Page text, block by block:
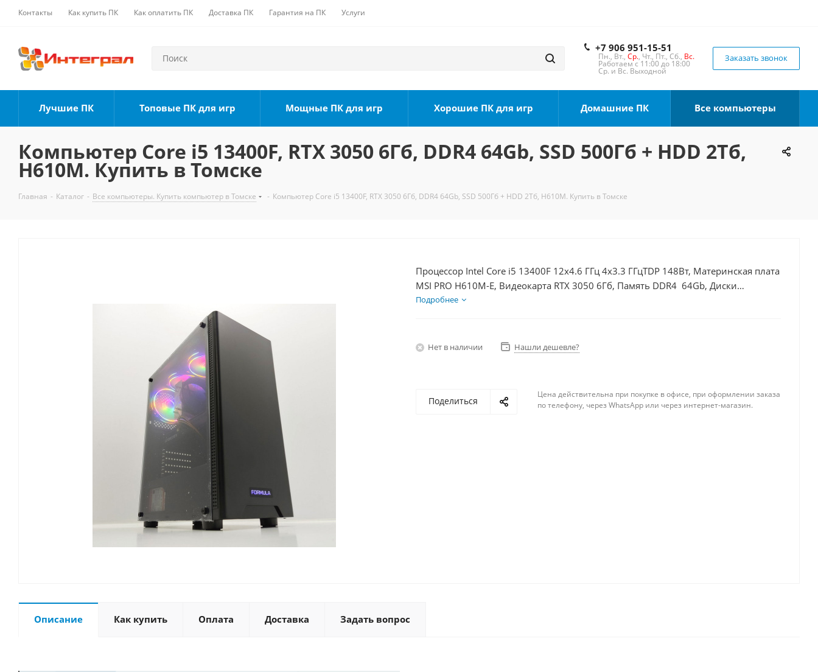
Контакты Как купить ПК Как оплатить ПК Доставка ПК Гарантия на ПК Услуги
+7 906 951-15-51
Пн., Вт., Ср., Чт., Пт., Сб., Вс.
Работаем с 11:00 до 18:00
Ср. и Вс. Выходной
Заказать звонок
Лучшие ПК Топовые ПК для игр Мощные ПК для игр Хорошие ПК для игр Домашние ПК Все компьютеры
Компьютер Core i5 13400F, RTX 3050 6Гб, DDR4 64Gb, SSD 500Гб + HDD 2Тб,
H610M. Купить в Томске
Главная - Каталог - Все компьютеры. Купить компьютер в Томске - Компьютер Core i5 13400F, RTX 3050 6Гб, DDR4 64Gb, SSD 500Гб + HDD 2Тб, H610M. Купить в Томске
Процессор Intel Core i5 13400F 12x4.6 ГГц 4x3.3 ГГцTDP 148Вт, Материнская плата
MSI PRO H610M-E, Видеокарта RTX 3050 6Гб, Память DDR4 64Gb, Диски
SSD 500Гб + HDD 2Тб, БП 500Вт
Подробнее
Нет в наличии Нашли дешевле?
Поделиться
Цена действительна при покупке в офисе, при оформлении заказа
по телефону, через WhatsApp или через интернет-магазин.
Описание Как купить Оплата Доставка Задать вопрос